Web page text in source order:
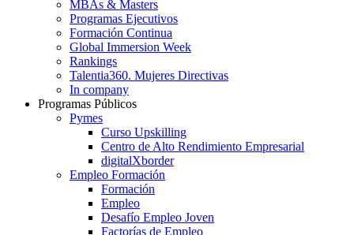
MBAs & Masters
Programas Ejecutivos
Formación Continua
Global Immersion Week
Rankings
Talentia360. Mujeres Directivas
In company
Programas Públicos
Pymes
Curso Upskilling
Centro de Alto Rendimiento Empresarial
digitalXborder
Empleo Formación
Formación
Empleo
Desafío Empleo Joven
Factorías de Empleo